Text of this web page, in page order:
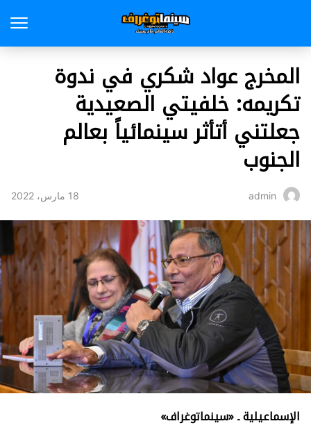
المخرج عواد شكري في ندوة
تكريمه: خلفيتي الصعيدية
جعلتني أتأثر سينمائياً بعالم
الجنوب
admin 18 مارس، 2022
الإسماعيلية ـ «سينماتوغراف»